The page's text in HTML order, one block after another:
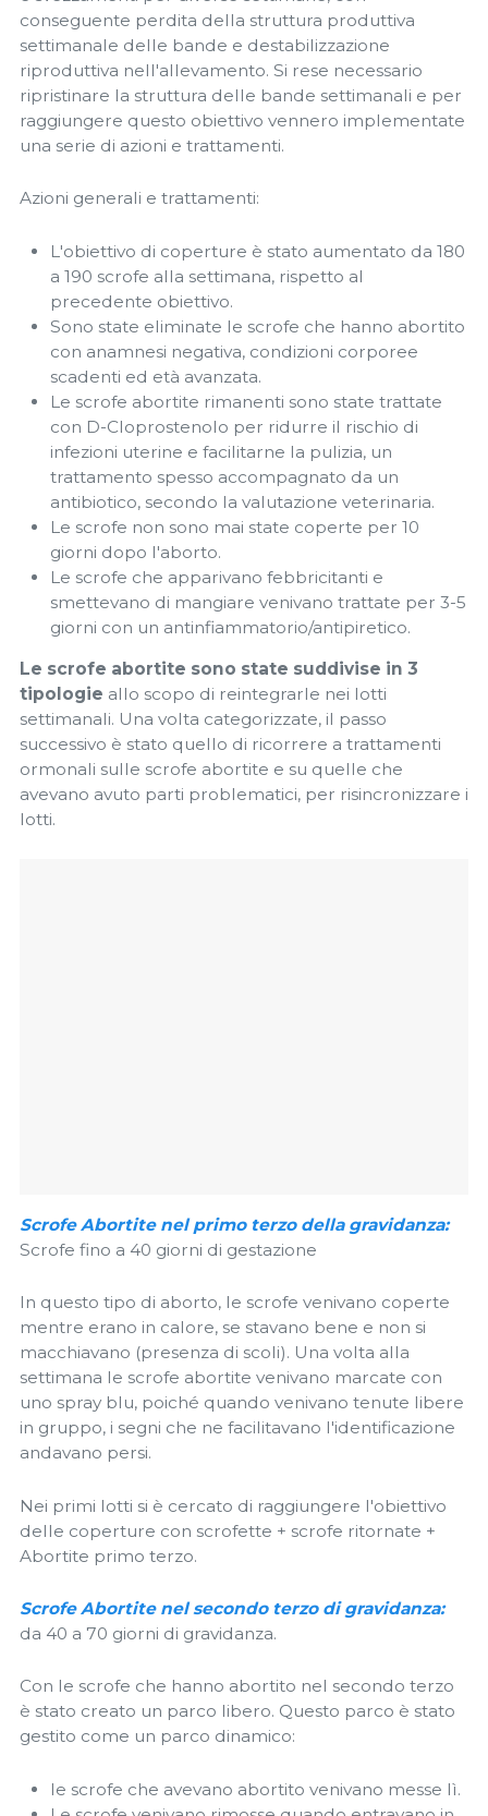
conseguente perdita della struttura produttiva
settimanale delle bande e destabilizzazione
riproduttiva nell'allevamento. Si rese necessario
ripristinare la struttura delle bande settimanali e per
raggiungere questo obiettivo vennero implementate
una serie di azioni e trattamenti.
Azioni generali e trattamenti:
L'obiettivo di coperture è stato aumentato da 180
a 190 scrofe alla settimana, rispetto al
precedente obiettivo.
Sono state eliminate le scrofe che hanno abortito
con anamnesi negativa, condizioni corporee
scadenti ed età avanzata.
Le scrofe abortite rimanenti sono state trattate
con D-Cloprostenolo per ridurre il rischio di
infezioni uterine e facilitarne la pulizia, un
trattamento spesso accompagnato da un
antibiotico, secondo la valutazione veterinaria.
Le scrofe non sono mai state coperte per 10
giorni dopo l'aborto.
Le scrofe che apparivano febbricitanti e
smettevano di mangiare venivano trattate per 3-5
giorni con un antinfiammatorio/antipiretico.
Le scrofe abortite sono state suddivise in 3
tipologie allo scopo di reintegrarle nei lotti
settimanali. Una volta categorizzate, il passo
successivo è stato quello di ricorrere a trattamenti
ormonali sulle scrofe abortite e su quelle che
avevano avuto parti problematici, per risincronizzare i
lotti.
Scrofe Abortite nel primo terzo della gravidanza:
Scrofe fino a 40 giorni di gestazione
In questo tipo di aborto, le scrofe venivano coperte
mentre erano in calore, se stavano bene e non si
macchiavano (presenza di scoli). Una volta alla
settimana le scrofe abortite venivano marcate con
uno spray blu, poiché quando venivano tenute libere
in gruppo, i segni che ne facilitavano l'identificazione
andavano persi.
Nei primi lotti si è cercato di raggiungere l'obiettivo
delle coperture con scrofette + scrofe ritornate +
Abortite primo terzo.
Scrofe Abortite nel secondo terzo di gravidanza:
da 40 a 70 giorni di gravidanza.
Con le scrofe che hanno abortito nel secondo terzo
è stato creato un parco libero. Questo parco è stato
gestito come un parco dinamico:
le scrofe che avevano abortito venivano messe lì.